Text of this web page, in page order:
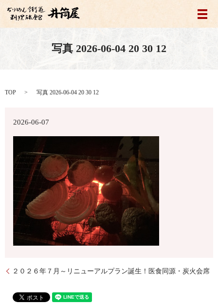
メ
写真 2026-06-04 20 30 12
TOP 写真 2026-06-04 20 30 12
2026-06-07
２０２６年７月～リニューアルプラン誕生！医食同源・炭火会席